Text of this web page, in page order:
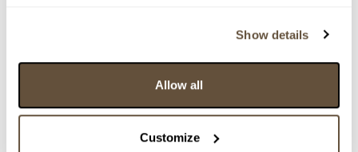
Show details
Allow all
Customize
> Zobrazit detail položky a informace o autorovi